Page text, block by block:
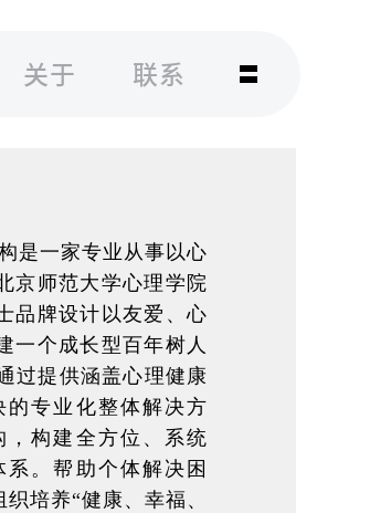
关于 联系
是一家专业从事以心
京师范大学心理学院
品牌设计以友爱、心
一个成长型百年树人
过提供涵盖心理健康
专业化整体解决方
构建全方位、系统
。帮助个体解决困
培养“健康、幸福、